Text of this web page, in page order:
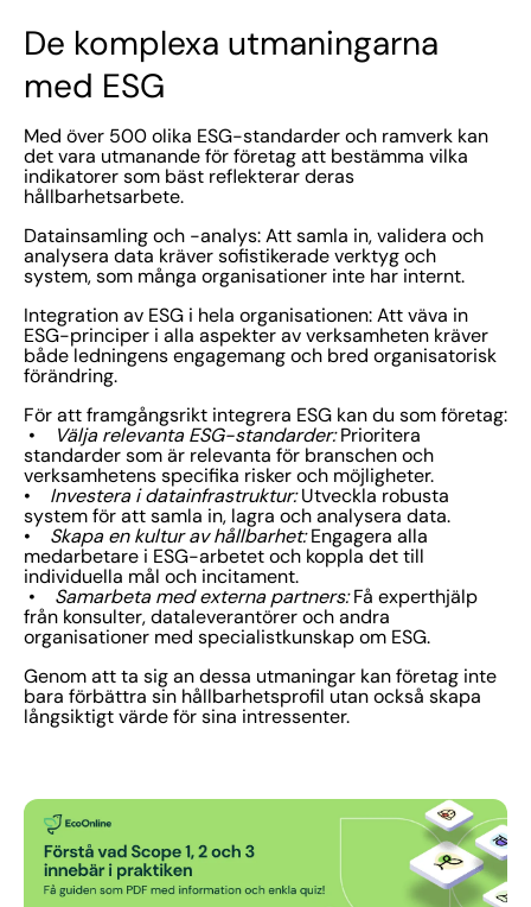
De komplexa utmaningarna
med ESG
Med över 500 olika ESG-standarder och ramverk kan
det vara utmanande för företag att bestämma vilka
indikatorer som bäst reflekterar deras
hållbarhetsarbete.
Datainsamling och -analys: Att samla in, validera och
analysera data kräver sofistikerade verktyg och
system, som många organisationer inte har internt.
Integration av ESG i hela organisationen: Att väva in
ESG-principer i alla aspekter av verksamheten kräver
både ledningens engagemang och bred organisatorisk
förändring.
För att framgångsrikt integrera ESG kan du som företag:
•
Välja relevanta ESG-standarder:Prioritera
standarder som är relevanta för branschen och
verksamhetens specifika risker och möjligheter.
• Investera i datainfrastruktur:Utveckla robusta
system för att samla in, lagra och analysera data.
• Skapa en kultur av hållbarhet:Engagera alla
medarbetare i ESG-arbetet och koppla det till
individuella mål och incitament.
• Samarbeta med externa partners:Få experthjälp
från konsulter, dataleverantörer och andra
organisationer med specialistkunskap om ESG.
Genom att ta sig an dessa utmaningar kan företag inte
bara förbättra sin hållbarhetsprofil utan också skapa
långsiktigt värde för sina intressenter.